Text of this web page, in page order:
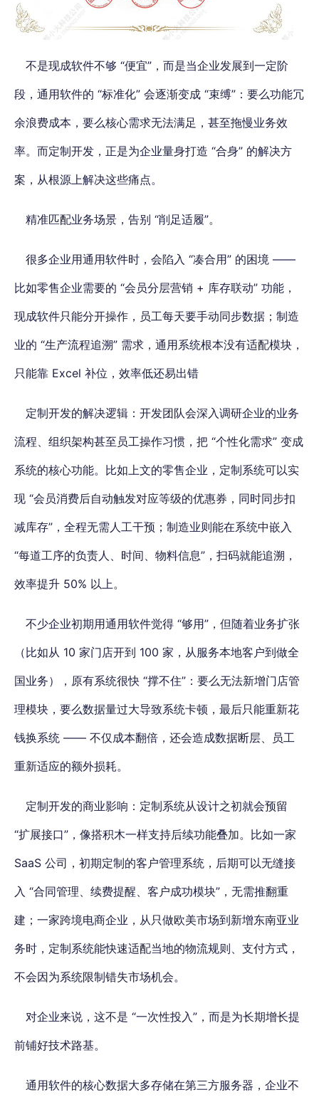
不是现成软件不够 “便宜”，而是当企业发展到一定阶
段，通用软件的 “标准化” 会逐渐变成 “束缚”：要么功能冗
余浪费成本，要么核心需求无法满足，甚至拖慢业务效
率。而定制开发，正是为企业量身打造 “合身” 的解决方
案，从根源上解决这些痛点。
精准匹配业务场景，告别 “削足适履”。
很多企业用通用软件时，会陷入 “凑合用” 的困境 ——
比如零售企业需要的 “会员分层营销 + 库存联动” 功能，
现成软件只能分开操作，员工每天要手动同步数据；制造
业的 “生产流程追溯” 需求，通用系统根本没有适配模块，
只能靠 Excel 补位，效率低还易出错
定制开发的解决逻辑：开发团队会深入调研企业的业务
流程、组织架构甚至员工操作习惯，把 “个性化需求” 变成
系统的核心功能。比如上文的零售企业，定制系统可以实
现 “会员消费后自动触发对应等级的优惠券，同时同步扣
减库存”，全程无需人工干预；制造业则能在系统中嵌入
“每道工序的负责人、时间、物料信息”，扫码就能追溯，
效率提升 50% 以上。
不少企业初期用通用软件觉得 “够用”，但随着业务扩张
（比如从 10 家门店开到 100 家，从服务本地客户到做全
国业务），原有系统很快 “撑不住”：要么无法新增门店管
理模块，要么数据量过大导致系统卡顿，最后只能重新花
钱换系统 —— 不仅成本翻倍，还会造成数据断层、员工
重新适应的额外损耗。
定制开发的商业影响：定制系统从设计之初就会预留
“扩展接口”，像搭积木一样支持后续功能叠加。比如一家
SaaS 公司，初期定制的客户管理系统，后期可以无缝接
入 “合同管理、续费提醒、客户成功模块”，无需推翻重
建；一家跨境电商企业，从只做欧美市场到新增东南亚业
务时，定制系统能快速适配当地的物流规则、支付方式，
不会因为系统限制错失市场机会。
对企业来说，这不是 “一次性投入”，而是为长期增长提
前铺好技术路基。
通用软件的核心数据大多存储在第三方服务器，企业不